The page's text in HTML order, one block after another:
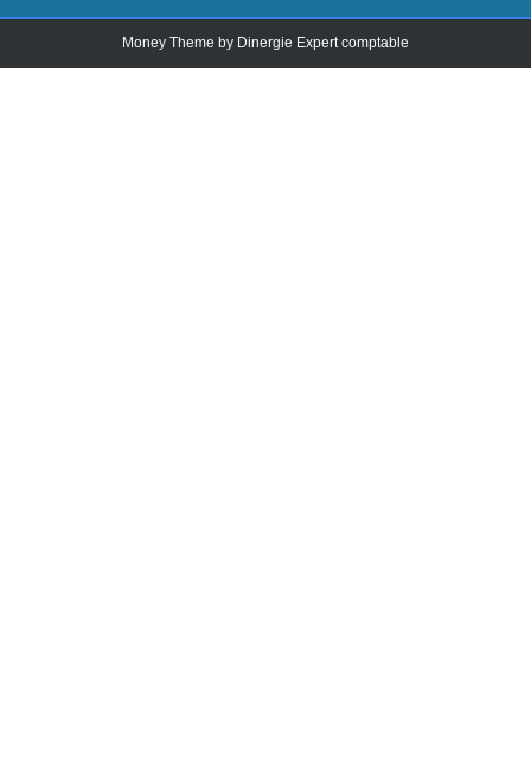
Money Theme by Dinergie Expert comptable